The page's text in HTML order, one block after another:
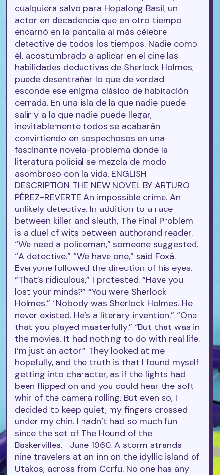
cualquiera salvo para Hopalong Basil, un
actor en decadencia que en otro tiempo
encarnó en la pantalla al más célebre
detective de todos los tiempos. Nadie como
él, acostumbrado a aplicar en el cine las
habilidades deductivas de Sherlock Holmes,
puede desentrañar lo que de verdad
esconde ese enigma clásico de habitación
cerrada. En una isla de la que nadie puede
salir y a la que nadie puede llegar,
inevitablemente todos se acabarán
convirtiendo en sospechosos en una
fascinante novela-problema donde la
literatura policial se mezcla de modo
asombroso con la vida. ENGLISH
DESCRIPTION THE NEW NOVEL BY ARTURO
PÉREZ-REVERTE An impossible crime. An
unlikely detective. In addition to a race
between killer and sleuth, The Final Problem
is a duel of wits between authorand reader.
“We need a policeman,” someone suggested.
“A detective.” “We have one,” said Foxá.
Everyone followed the direction of his eyes.
“That’s ridiculous,” I protested. “Have you
lost your minds?” “You were Sherlock
Holmes.” “Nobody was Sherlock Holmes. He
never existed. He’s a literary invention.” “One
that you played masterfully.” “But that was in
the movies. It had nothing to do with real life.
I’m just an actor.” They looked at me
hopefully, and the truth is that I found myself
getting into character, as if the lights had
been flipped on and you could hear the soft
whir of the camera rolling. But even so, I
decided to keep quiet, my fingers crossed
under my chin. I hadn’t had so much fun
since the set of The Hound of the
Baskervilles. June 1960. A storm strands
nine travelers at an inn on the idyllic island of
Utakos, across from Corfu. No one has any